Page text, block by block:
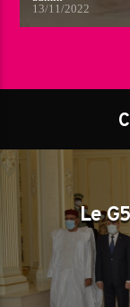
13/11/2022
Le